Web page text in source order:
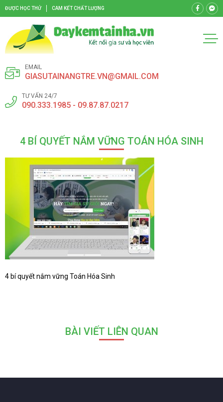
ĐƯỢC HỌC THỬ CAM KẾT CHẤT LƯỢNG
EMAIL
GIASUTAINANGTRE.VN@GMAIL.COM
TƯ VẤN 24/7
090.333.1985 - 09.87.87.0217
4 BÍ QUYẾT NẮM VỮNG TOÁN HÓA SINH
4 bí quyết nắm vững Toán Hóa Sinh
BÀI VIẾT LIÊN QUAN